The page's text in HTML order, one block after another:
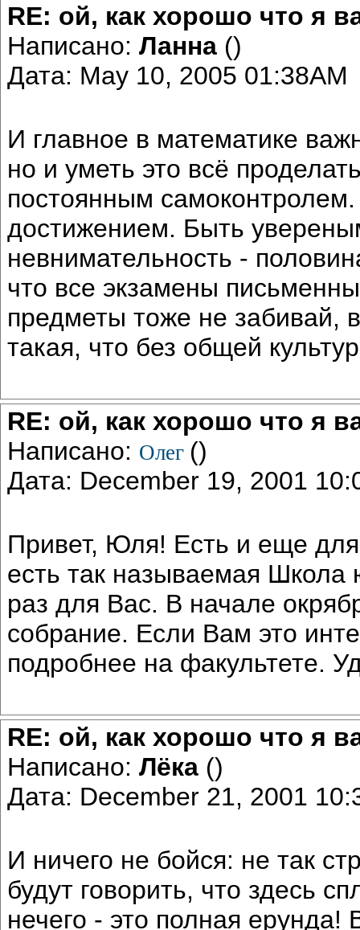
RE: ой, как хорошо что я
Написано: Ланна ()
Дата: May 10, 2005 01:38AM
И главное в математике
но и уметь это всё
постоянным
достижением. Быть
невнимательность -
что все экзамены
предметы тоже не забивай,
такая, что без общей
RE: ой, как хорошо что я
Написано: Олег ()
Дата: December 19, 2001
Привет, Юля! Есть и еще
есть так называемая Школа
раз для Вас. В начале
собрание. Если Вам это
подробнее на факультете.
RE: ой, как хорошо что я
Написано: Лёка ()
Дата: December 21, 2001
И ничего не бойся: не так
будут говорить, что здесь
нечего - это полная